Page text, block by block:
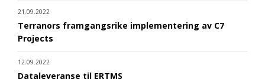
21.09.2022
Terranors framgangsrike implementering av C7
Projects
12.09.2022
Dataleveranse til ERTMS